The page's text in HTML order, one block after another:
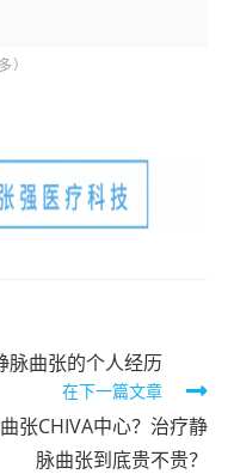
）
脉曲张的个人经历
在下一篇文章
张CHIVA中心？治疗静
脉曲张到底贵不贵？